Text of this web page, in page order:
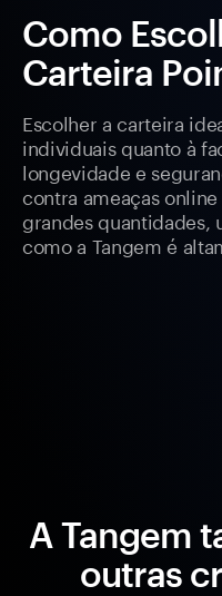
Como
Carteira
Escolher a carteira
individuais quanto à
longevidade e
contra ameaças
grandes quantidades,
como a Tangem é
A Tangem
outras